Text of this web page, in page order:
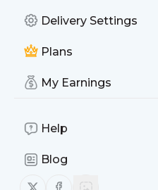
Delivery Settings
Plans
My Earnings
Help
Blog
Follow us on X (twitter)
Follow us on
You can unsubscribe
You can also choose the
you're interested in, so
want.
Ekushey Television - Home
Is this your feed?
Publisher: